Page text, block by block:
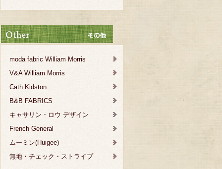
moda fabric William Morris
V&A William Morris
Cath Kidston
B&B FABRICS
キャサリン・ロウ デザイン
French General
ムーミン(Huigee)
無地・チェック・ストライプ